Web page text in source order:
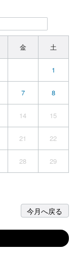
金 土
1
7 8
14 15
21 22
28 29
今月へ戻る